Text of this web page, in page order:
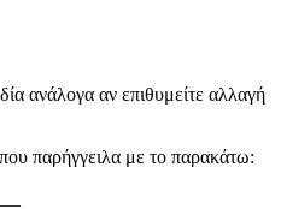
ανάλογα αν επιθυμείτε αλλαγή
παρήγγειλα με το παρακάτω: